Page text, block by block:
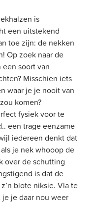
is
een uitstekend
toe zijn: de nekken
Op zoek naar de
soort van
Misschien iets
waar je je nooit van
komen?
fysiek voor te
een trage eenzame
iedereen denkt dat
je nek whooop de
over de schutting
is dat de
blote niksie. Vla te
je daar nou weer